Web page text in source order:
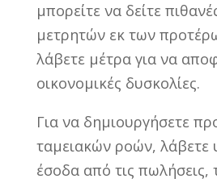
μπορείτε να δείτε
μετρητών εκ των
λάβετε μέτρα για να
οικονομικές δυσκολίες.
Για να δημιουργήσετε
ταμειακών ροών, λάβετε
έσοδα από τις πωλήσεις,